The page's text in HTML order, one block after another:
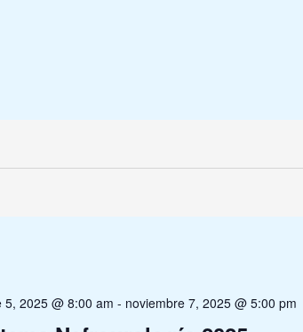
5, 2025 @ 8:00 am - noviembre 7, 2025 @ 5:00 pm